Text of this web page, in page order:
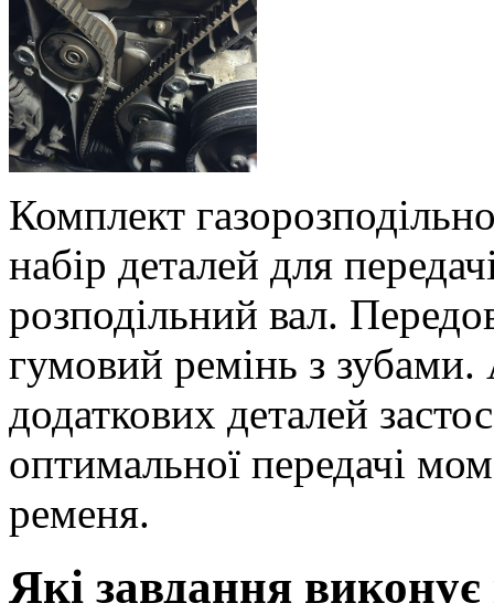
Комплект
набір деталей для
розподільний вал.
гумовий ремінь з
додаткових деталей
оптимальної передачі
ременя.
Які завдання